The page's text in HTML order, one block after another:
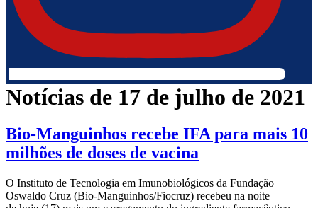
Notícias de 17 de julho de 2021
Bio-Manguinhos recebe IFA para mais 10
milhões de doses de vacina
O Instituto de Tecnologia em Imunobiológicos da Fundação
Oswaldo Cruz (Bio-Manguinhos/Fiocruz) recebeu na noite